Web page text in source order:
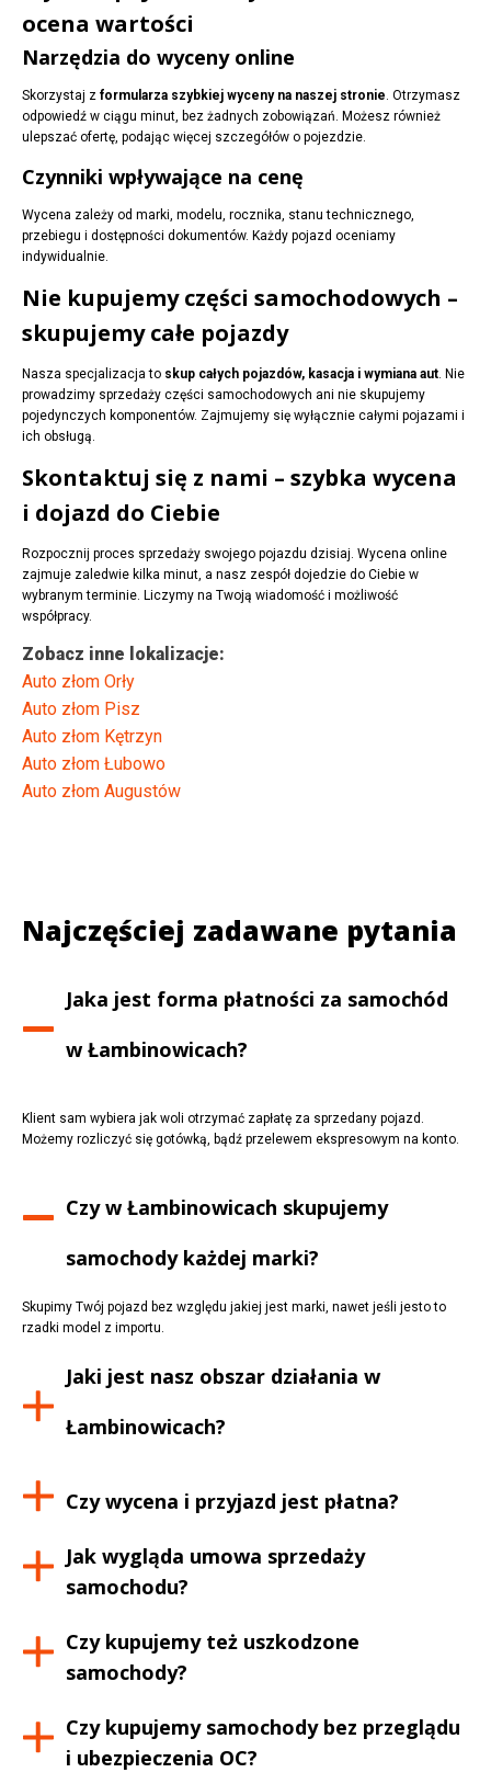
ocena wartości
Narzędzia do wyceny online
Skorzystaj z formularza szybkiej wyceny na naszej stronie. Otrzymasz
odpowiedź w ciągu minut, bez żadnych zobowiązań. Możesz również
ulepszać ofertę, podając więcej szczegółów o pojezdzie.
Czynniki wpływające na cenę
Wycena zależy od marki, modelu, rocznika, stanu technicznego,
przebiegu i dostępności dokumentów. Każdy pojazd oceniamy
indywidualnie.
Nie kupujemy części samochodowych –
skupujemy całe pojazdy
Nasza specjalizacja to skup całych pojazdów, kasacja i wymiana aut. Nie
prowadzimy sprzedaży części samochodowych ani nie skupujemy
pojedynczych komponentów. Zajmujemy się wyłącznie całymi pojazami i
ich obsługą.
Skontaktuj się z nami – szybka wycena
i dojazd do Ciebie
Rozpocznij proces sprzedaży swojego pojazdu dzisiaj. Wycena online
zajmuje zaledwie kilka minut, a nasz zespół dojedzie do Ciebie w
wybranym terminie. Liczymy na Twoją wiadomość i możliwość
współpracy.
Zobacz inne lokalizacje:
Auto złom Orły
Auto złom Pisz
Auto złom Kętrzyn
Auto złom Łubowo
Auto złom Augustów
Najczęściej zadawane pytania
Jaka jest forma płatności za samochód
wŁambinowicach?
Klient sam wybiera jak woli otrzymać zapłatę za sprzedany pojazd.
Możemy rozliczyć się gotówką, bądź przelewem ekspresowym na konto.
Czy wŁambinowicach skupujemy
samochody każdej marki?
Skupimy Twój pojazd bez względu jakiej jest marki, nawet jeśli jesto to
rzadki model z importu.
Jaki jest nasz obszar działania w
Łambinowicach?
Czy wycena i przyjazd jest płatna?
Jak wygląda umowa sprzedaży
samochodu?
Czy kupujemy też uszkodzone
samochody?
Czy kupujemy samochody bez przeglądu
i ubezpieczenia OC?